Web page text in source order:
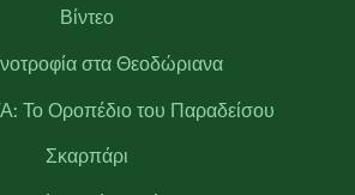
Βίντεο
στα Θεοδώριανα
Το Οροπέδιο του Παραδείσου
Σκαρπάρι